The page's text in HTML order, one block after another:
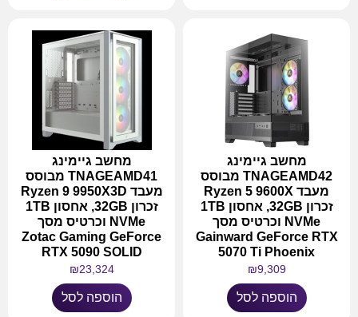
מחשב גיימינג
TNAGEAMD42 מבוסס
מעבד Ryzen 5 9600X
זכרון 32GB, אחסון 1TB
NVMe וכרטיס מסך
Gainward GeForce RTX
5070 Ti Phoenix
₪9,309
הוספה לסל
מחשב גיימינג
TNAGEAMD41 מבוסס
מעבד Ryzen 9 9950X3D
זכרון 32GB, אחסון 1TB
NVMe וכרטיס מסך
Zotac Gaming GeForce
RTX 5090 SOLID
₪23,324
הוספה לסל